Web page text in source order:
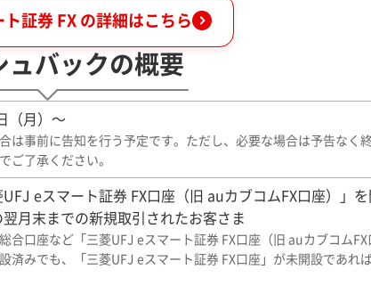
証券 FX の詳細はこちら
ュバックの概要
（月）～
は事前に告知を行う予定です。ただし、必要な場合は予告なく
ご了承ください。
eスマート証券 FX口座（旧 auカブコムFX口座）」
翌月末までの新規取引されたお客さま
合口座など「三菱UFJ eスマート証券 FX口座（旧 auカブコム
済みでも、「三菱UFJ eスマート証券 FX口座」が未開設であれ